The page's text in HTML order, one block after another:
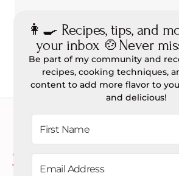
👩‍🍳 Recipes, tips, and
your inbox 🍲Never
Be part of my community and
recipes, cooking techniques,
content to add more flavor to
and delicious!